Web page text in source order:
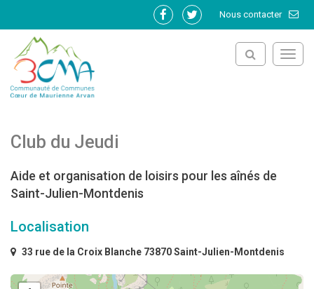
Nous contacter
Lien
Lien
Club du Jeudi
Aide et organisation de loisirs pour les aînés de
Saint-Julien-Montdenis
Localisation
33 rue de la Croix Blanche 73870 Saint-Julien-Montdenis